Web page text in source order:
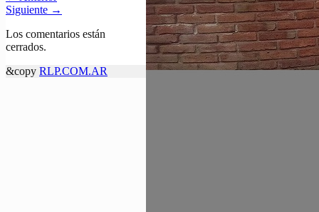
Siguiente →
Los comentarios están
cerrados.
&copy RLP.COM.AR